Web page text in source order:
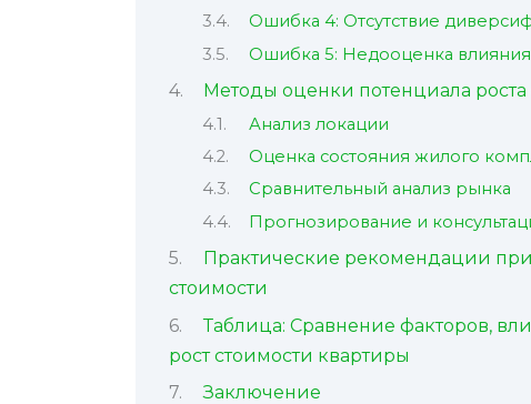
Ошибка 4: Отсутствие
Ошибка 5: Недооценка
Методы оценки потенциала
Анализ локации
Оценка состояния жилого
Сравнительный анализ рынка
Прогнозирование и
Практические рекомендации
стоимости
Таблица: Сравнение факторов,
рост стоимости квартиры
Заключение